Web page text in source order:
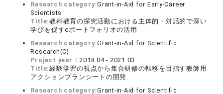
Research category:Grant-in-Aid for Early-Career
Scientists
Title:教科教育の探究活動における主体的・対話的で深い
学びを促すeポートフォリオの活用
Research category:Grant-in-Aid for Scientific
Research(C)
Project year：2018.04 - 2021.03
Title:経験学習の視点から集合研修の転移を目指す教師用
アクションプランシートの開発
Research category:Grant-in-Aid for Scientific